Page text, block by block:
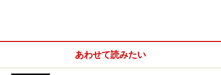
あわせて読みたい